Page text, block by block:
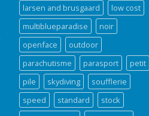
larsen and brusgaard
low cost
multiblueparadise
noir
openface
outdoor
parachutisme
parasport
petit
pile
skydiving
soufflerie
speed
standard
stock